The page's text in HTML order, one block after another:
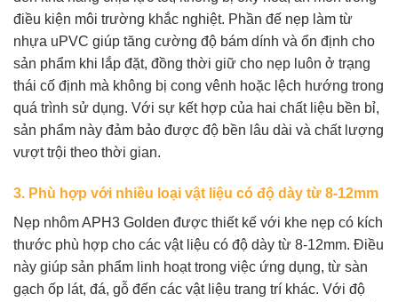
điều kiện môi trường khắc nghiệt. Phần đế nẹp làm từ
nhựa uPVC giúp tăng cường độ bám dính và ổn định cho
sản phẩm khi lắp đặt, đồng thời giữ cho nẹp luôn ở trạng
thái cố định mà không bị cong vênh hoặc lệch hướng trong
quá trình sử dụng. Với sự kết hợp của hai chất liệu bền bỉ,
sản phẩm này đảm bảo được độ bền lâu dài và chất lượng
vượt trội theo thời gian.
3. Phù hợp với nhiều loại vật liệu có độ dày từ 8-12mm
Nẹp nhôm APH3 Golden được thiết kế với khe nẹp có kích
thước phù hợp cho các vật liệu có độ dày từ 8-12mm. Điều
này giúp sản phẩm linh hoạt trong việc ứng dụng, từ sàn
gạch ốp lát, đá, gỗ đến các vật liệu trang trí khác. Với độ